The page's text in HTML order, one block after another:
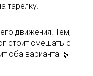
тарелку.
движения. Тем,
стоит смешать с
оба варианта 🌿